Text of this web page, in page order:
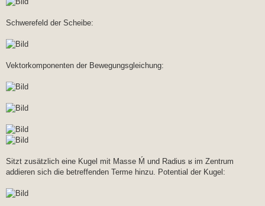
Schwerefeld der Scheibe:
Vektorkomponenten der Bewegungsgleichung:
Sitzt zusätzlich eine Kugel mit Masse Ḿ und Radius ʁ im Zentrum
addieren sich die betreffenden Terme hinzu. Potential der Kugel: